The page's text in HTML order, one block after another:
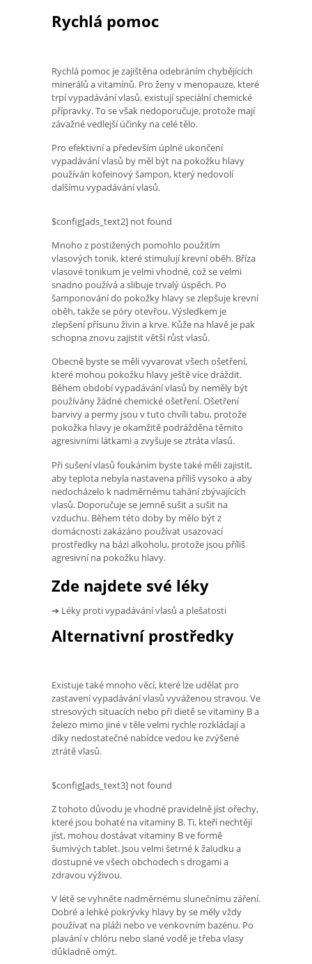
Rychlá pomoc
Rychlá pomoc je zajištěna odebráním chybějících
minerálů a vitamínů. Pro ženy v menopauze, které
trpí vypadávání vlasů, existují speciální chemické
přípravky. To se však nedoporučuje, protože mají
závažné vedlejší účinky na celé tělo.
Pro efektivní a především úplné ukončení
vypadávání vlasů by měl být na pokožku hlavy
používán kofeinový šampon, který nedovolí
dalšímu vypadávání vlasů.
$config[ads_text2] not found
Mnoho z postižených pomohlo použitím
vlasových tonik, které stimulují krevní oběh. Bříza
vlasové tonikum je velmi vhodné, což se velmi
snadno používá a slibuje trvalý úspěch. Po
šamponování do pokožky hlavy se zlepšuje krevní
oběh, takže se póry otevřou. Výsledkem je
zlepšení přísunu živin a krve. Kůže na hlavě je pak
schopna znovu zajistit větší růst vlasů.
Obecně byste se měli vyvarovat všech ošetření,
které mohou pokožku hlavy ještě více dráždit.
Během období vypadávání vlasů by neměly být
používány žádné chemické ošetření. Ošetření
barvivy a permy jsou v tuto chvíli tabu, protože
pokožka hlavy je okamžitě podrážděna těmito
agresivními látkami a zvyšuje se ztráta vlasů.
Při sušení vlasů foukáním byste také měli zajistit,
aby teplota nebyla nastavena příliš vysoko a aby
nedocházelo k nadměrnému tahání zbývajících
vlasů. Doporučuje se jemně sušit a sušit na
vzduchu. Během této doby by mělo být z
domácnosti zakázáno používat usazovací
prostředky na bázi alkoholu, protože jsou příliš
agresivní na pokožku hlavy.
Zde najdete své léky
➔ Léky proti vypadávání vlasů a plešatosti
Alternativní prostředky
Existuje také mnoho věcí, které lze udělat pro
zastavení vypadávání vlasů vyváženou stravou. Ve
stresových situacích nebo při dietě se vitaminy B a
železo mimo jiné v těle velmi rychle rozkládají a
díky nedostatečné nabídce vedou ke zvýšené
ztrátě vlasů.
$config[ads_text3] not found
Z tohoto důvodu je vhodné pravidelně jíst ořechy,
které jsou bohaté na vitaminy B. Ti, kteří nechtějí
jíst, mohou dostávat vitaminy B ve formě
šumivých tablet. Jsou velmi šetrné k žaludku a
dostupné ve všech obchodech s drogami a
zdravou výživou.
V létě se vyhněte nadměrnému slunečnímu záření.
Dobré a lehké pokrývky hlavy by se měly vždy
používat na pláži nebo ve venkovním bazénu. Po
plavání v chlóru nebo slané vodě je třeba vlasy
důkladně omýt.